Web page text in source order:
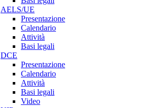
AELS/UE
Presentazione
Calendario
Attività
Basi legali
DCE
Presentazione
Calendario
Attività
Basi legali
Video